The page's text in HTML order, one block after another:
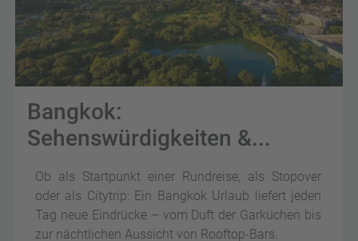
Bangkok:
Sehenswürdigkeiten &...
Ob als Startpunkt einer Rundreise, als Stopover
oder als Citytrip: Ein Bangkok Urlaub liefert jeden
Tag neue Eindrücke – vom Duft der Garküchen bis
zur nächtlichen Aussicht von Rooftop-Bars.